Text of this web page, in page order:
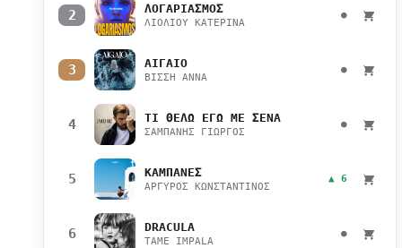
2 ΛΟΓΑΡΙΑΣΜΟΣ
ΛΙΟΛΙΟΥ ΚΑΤΕΡΙΝΑ
●
3 ΑΙΓΑΙΟ
ΒΙΣΣΗ ΑΝΝΑ
●
4 ΤΙ ΘΕΛΩ ΕΓΩ ΜΕ ΣΕΝΑ
ΣΑΜΠΑΝΗΣ ΓΙΩΡΓΟΣ
●
5 ΚΑΜΠΑΝΕΣ
ΑΡΓΥΡΟΣ ΚΩΝΣΤΑΝΤΙΝΟΣ
▲ 6
6 DRACULA
TAME IMPALA
●